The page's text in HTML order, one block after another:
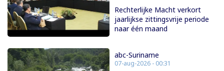
Rechterlijke Macht verkort
jaarlijkse zittingsvrije periode
naar één maand
abc-Suriname
07-aug-2026 - 00:31